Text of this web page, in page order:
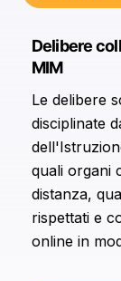
Delibere
MIM
Le delibere
disciplinate
quali organi
distanza,
rispettati e
online in